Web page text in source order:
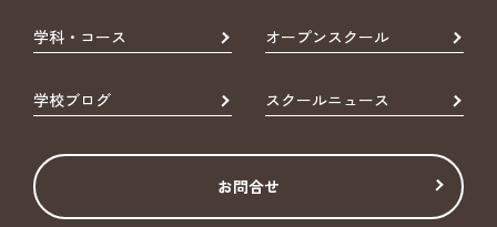
学科・コース オープンスクール
学校ブログ スクールニュース
お問合せ